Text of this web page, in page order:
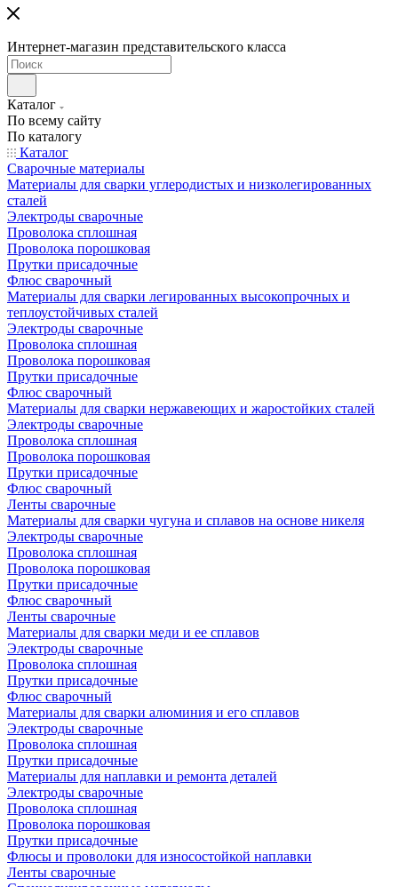
Интернет-магазин представительского класса
Каталог
По всему сайту
По каталогу
Каталог
Сварочные материалы
Материалы для сварки углеродистых и низколегированных
сталей
Электроды сварочные
Проволока сплошная
Проволока порошковая
Прутки присадочные
Флюс сварочный
Материалы для сварки легированных высокопрочных и
теплоустойчивых сталей
Электроды сварочные
Проволока сплошная
Проволока порошковая
Прутки присадочные
Флюс сварочный
Материалы для сварки нержавеющих и жаростойких сталей
Электроды сварочные
Проволока сплошная
Проволока порошковая
Прутки присадочные
Флюс сварочный
Ленты сварочные
Материалы для сварки чугуна и сплавов на основе никеля
Электроды сварочные
Проволока сплошная
Проволока порошковая
Прутки присадочные
Флюс сварочный
Ленты сварочные
Материалы для сварки меди и ее сплавов
Электроды сварочные
Проволока сплошная
Прутки присадочные
Флюс сварочный
Материалы для сварки алюминия и его сплавов
Электроды сварочные
Проволока сплошная
Прутки присадочные
Материалы для наплавки и ремонта деталей
Электроды сварочные
Проволока сплошная
Проволока порошковая
Прутки присадочные
Флюсы и проволоки для износостойкой наплавки
Ленты сварочные